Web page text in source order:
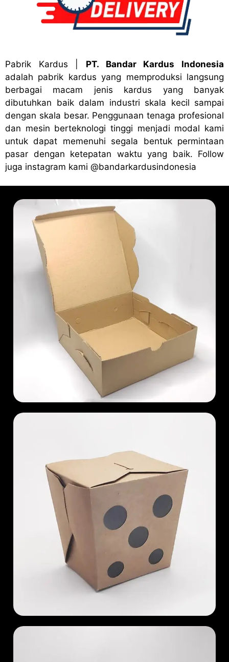
Pabrik Kardus
PT. Bandar Kardus Indonesia
adalah pabrik kardus yang memproduksi langsung
berbagai macam jenis kardus yang banyak
dibutuhkan baik dalam industri skala kecil sampai
dengan skala besar. Penggunaan tenaga profesional
dan mesin berteknologi tinggi menjadi modal kami
untuk dapat memenuhi segala bentuk permintaan
pasar dengan ketepatan waktu yang baik. Follow
juga instagram kami @bandarkardusindonesia